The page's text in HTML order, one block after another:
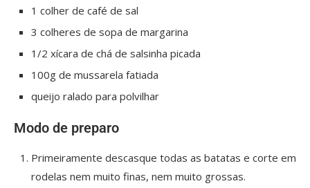
1 colher de café de sal
3 colheres de sopa de margarina
1/2 xícara de chá de salsinha picada
100g de mussarela fatiada
queijo ralado para polvilhar
Modo de preparo
Primeiramente descasque todas as batatas e corte em
rodelas nem muito finas, nem muito grossas.